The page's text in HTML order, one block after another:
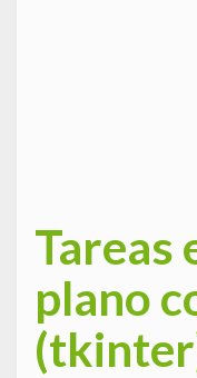
Tareas
plano